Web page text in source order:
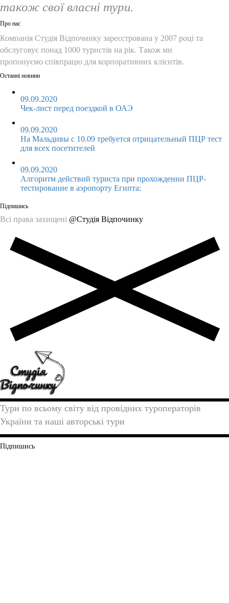
також свої власні тури.
Про нас
Компанія Студія Відпочинку зареєстрована у 2007 році та
обслуговує понад 1000 туристів на рік. Також ми
пропонуємо співпрацю для корпоративних клієнтів.
Останні новини
09.09.2020
Чек-лист перед поездкой в ОАЭ
09.09.2020
На Мальдивы с 10.09 требуется отрицательный ПЦР тест
для всех посетителей
09.09.2020
Алгоритм действий туриста при прохождении ПЦР-
тестирование в аэропорту Египта:
Підпишись
Всі права захищені @Студія Відпочинку
Тури по всьому світу від провідних туроператорів
України та наші авторські тури
Підпишись